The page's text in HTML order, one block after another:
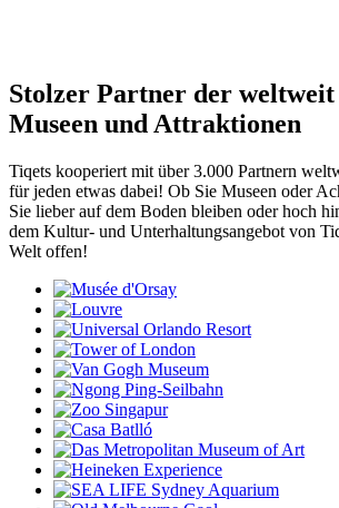
Stolzer Partner der weltweit
Museen und Attraktionen
Tiqets kooperiert mit über 3.000 Partnern
für jeden etwas dabei! Ob Sie Museen oder
Sie lieber auf dem Boden bleiben oder hoch
dem Kultur- und Unterhaltungsangebot von
Welt offen!